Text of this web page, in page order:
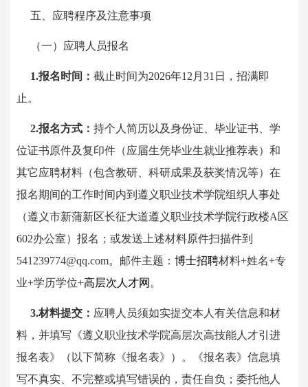
五、应聘程序及注意事项
（一）应聘人员报名
1.报名时间：截止时间为2026年12 月31 日，招满即
止。
2.报名方式：持个人简历以及身份证、毕业证书、学
位证书原件及复印件（应届生凭毕业生就业推荐表）和
其它应聘材料（包含教研、科研成果及获奖情况等）在
报名期间的工作时间内到遵义职业技术学院组织人事处
（遵义市新蒲新区长征大道遵义职业技术学院行政楼A 区
602办公室）报名；或发送上述材料原件扫描件到
541239774@qq.com。邮件主题：博士招聘材料+姓名+专
业+学历学位+高层次人才网 。
3.材料提交： 应聘人员须如实提交本人有关信息和材
料，并填写《遵义职业技术学院高层次高技能人才引进
报名表》（以下简称《报名表》）。《报名表》信息填
写不真实、不完整或填写错误的，责任自负；委托他人